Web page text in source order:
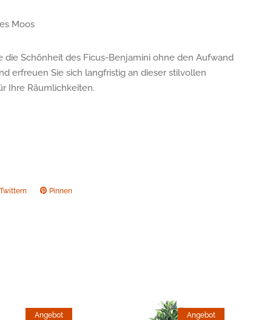
Moos
die Schönheit des Ficus-Benjamini ohne den Aufwand
erfreuen Sie sich langfristig an dieser stilvollen
Ihre Räumlichkeiten.
TwitternAuf
Pinnen
Angebot Angebot